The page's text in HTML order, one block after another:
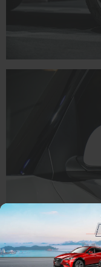
Ở đuôi xe không có sự